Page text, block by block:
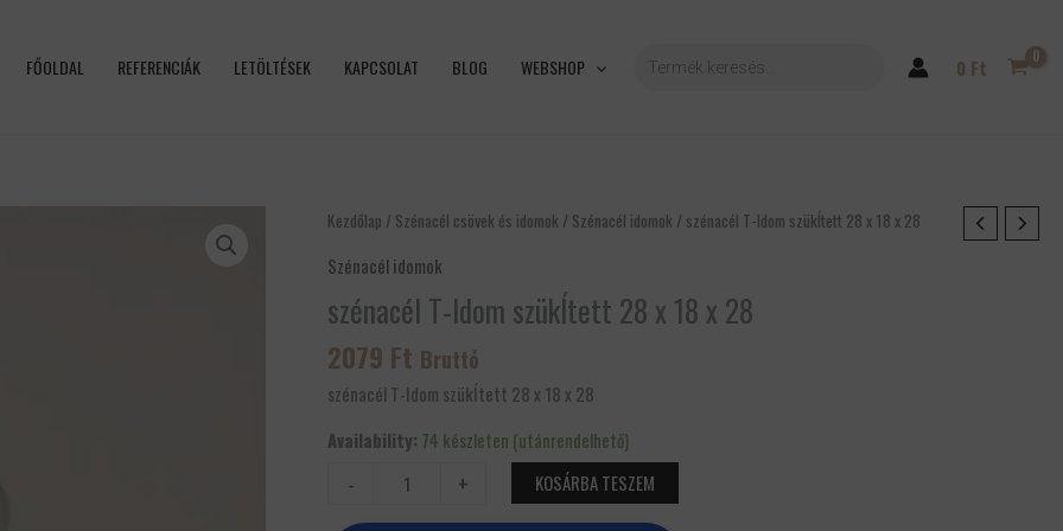
FŐOLDAL REFERENCIÁK LETÖLTÉSEK KAPCSOLAT BLOG WEBSHOP SEARCH 0 Ft
Kezdőlap / Szénacél csövek és idomok / Szénacél idomok / szénacél T-Idom szükÍtett 28 x 18 x 28
Szénacél idomok
szénacél T-Idom szükÍtett 28 x 18 x 28
2079 Ft Bruttó
szénacél T-Idom szükÍtett 28 x 18 x 28
Availability: 74 készleten (utánrendelhető)
-
szénacél
Idom
szükÍtett
x
18
28
+ KOSÁRBA TESZEM